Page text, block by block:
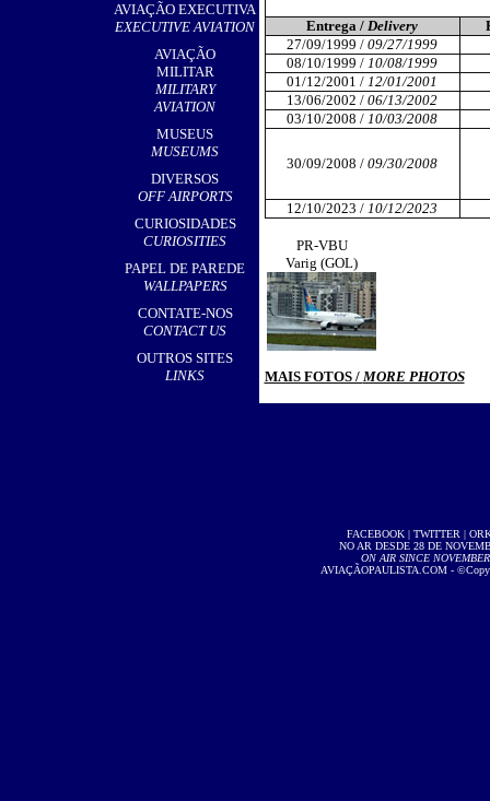
AVIAÇÃO EXECUTIVA
EXECUTIVE AVIATION
AVIAÇÃO
MILITAR
MILITARY
AVIATION
MUSEUS
MUSEUMS
DIVERSOS
OFF AIRPORTS
CURIOSIDADES
CURIOSITIES
PAPEL DE PAREDE
WALLPAPERS
CONTATE-NOS
CONTACT US
OUTROS SITES
LINKS
Entrega / Delivery
27/09/1999 / 09/27/1999
08/10/1999 / 10/08/1999
01/12/2001 / 12/01/2001
13/06/2002 / 06/13/2002
03/10/2008 / 10/03/2008
30/09/2008 / 09/30/2008
12/10/2023 / 10/12/2023
PR-VBU
Varig (GOL)
MAIS FOTOS / MORE PHOTOS
FACEBOOK| TWITTER |
NO AR DESDE 28 DE
ON AIR SINCE
AVIAÇÃOPAULISTA.COM -